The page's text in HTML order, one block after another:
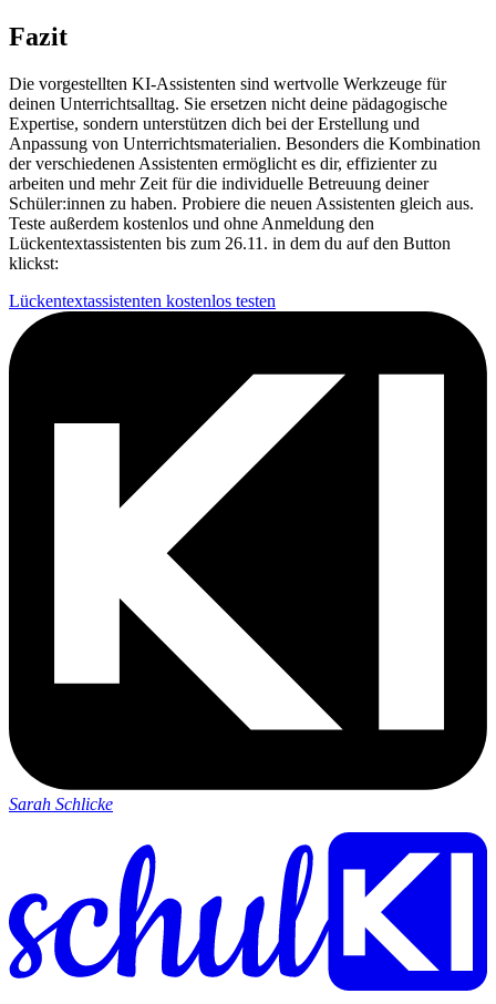
Fazit
Die vorgestellten KI-Assistenten sind wertvolle Werkzeuge für
deinen Unterrichtsalltag. Sie ersetzen nicht deine pädagogische
Expertise, sondern unterstützen dich bei der Erstellung und
Anpassung von Unterrichtsmaterialien. Besonders die Kombination
der verschiedenen Assistenten ermöglicht es dir, effizienter zu
arbeiten und mehr Zeit für die individuelle Betreuung deiner
Schüler:innen zu haben. Probiere die neuen Assistenten gleich aus.
Teste außerdem kostenlos und ohne Anmeldung den
Lückentextassistenten bis zum 26.11. in dem du auf den Button
klickst:
Lückentextassistenten kostenlos testen
Sarah Schlicke